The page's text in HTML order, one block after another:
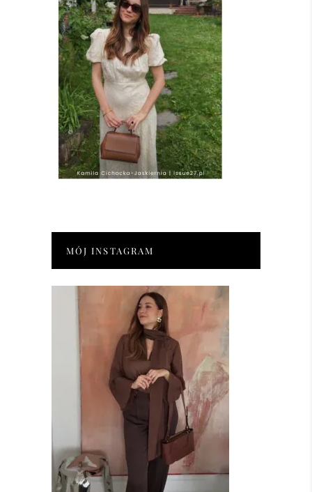
MÓJ INSTAGRAM